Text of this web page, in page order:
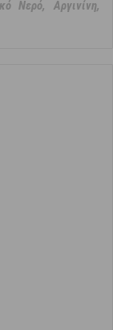
Νερό, Αργινίνη,